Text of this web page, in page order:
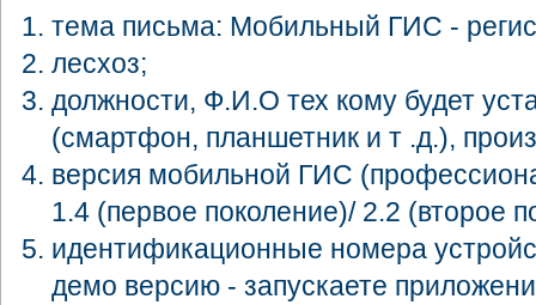
тема письма: Мобильный ГИС -
лесхоз;
должности, Ф.И.О тех кому будет
(смартфон, планшетник и т .д.),
версия мобильной ГИС
1.4 (первое поколение)/ 2.2 (второе
идентификационные номера
демо версию - запускаете